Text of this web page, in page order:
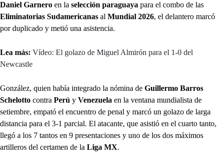
Daniel Garnero en la selección paraguaya para el combo de las
Eliminatorias Sudamericanas al Mundial 2026, el delantero marcó
por duplicado y metió una asistencia.
Lea más: Vídeo: El golazo de Miguel Almirón para el 1-0 del
Newcastle
González, quien había integrado la nómina de Guillermo Barros
Schelotto contra Perú y Venezuela en la ventana mundialista de
setiembre, empató el encuentro de penal y marcó un golazo de larga
distancia para el 3-1 parcial. El atacante, que asistió en el cuarto tanto,
llegó a los 7 tantos en 9 presentaciones y uno de los dos máximos
artilleros del certamen de la Liga MX.